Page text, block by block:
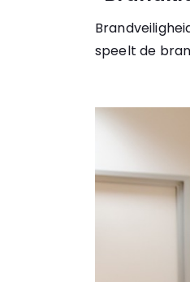
speelt de